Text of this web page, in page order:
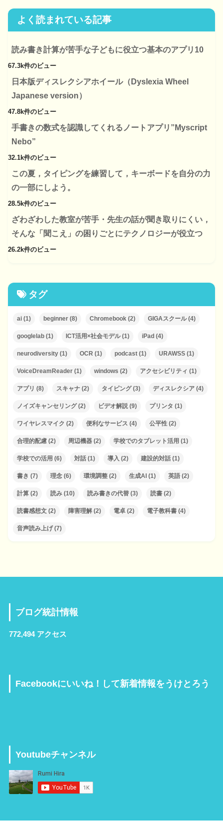
よく読まれている記事
読み書き計算が苦手な子どもに役立つ基本のアプリ10
67.3k件のビュー
日本版ディスレクシアホイール（Dyslexia Wheel
Japanese version）
47.8k件のビュー
手書きの数式を認識してくれるノートアプリ”Myscript
Nebo”
32.1k件のビュー
この夏，タイピングを練習して，キーボードを自分の力
の一部にしよう。
28.5k件のビュー
ざわざわした教室が苦手・先生の話が聞き取りにくい，
そんな「聞こえ」の困りごとにテクノロジーが役立つ
26.2k件のビュー
タグ
ai (1) beginner (8) Chromebook (2) GIGAスクール(4)
googlelab (1) ICT活用×社会モデル(1) iPad (4)
neurodiversity (1) OCR (1) podcast (1) URAWSS (1)
VoiceDreamReader (1) windows (2) アクセシビリティ (1)
アプリ (8) スキャナ (2) タイピング(3) ディスレクシア (4)
ノイズキャンセリング(2) ビデオ解説(9) プリンタ (1)
ワイヤレスマイク (2) 便利なサービス (4) 公平性 (2)
合理的配慮 (2) 周辺機器 (2) 学校でのタブレット活用 (1)
学校での活用 (6) 対話 (1) 導入 (2) 建設的対話 (1)
書き (7) 理念 (6) 環境調整 (2) 生成AI (1) 英語 (2)
計算 (2) 読み (10) 読み書きの代替 (3) 読書 (2)
読書感想文 (2) 障害理解 (2) 電卓 (2) 電子教科書 (4)
音声読み上げ(7)
ブログ統計情報
772,494 アクセス
Facebookにいいね！して新着情報をうけとろう
Youtubeチャンネル